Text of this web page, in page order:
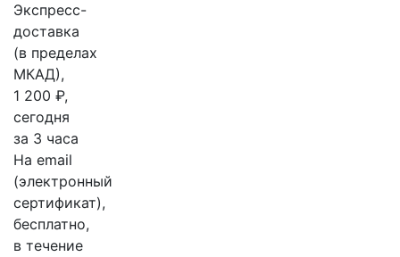
Экспресс-
доставка
(в пределах
МКАД),
1 200 ₽,
сегодня
за 3 часа
На email
(электронный
сертификат),
бесплатно,
в течение